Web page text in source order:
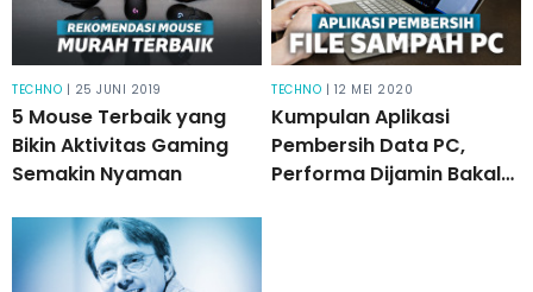
TECHNO | 25 JUNI 2019
5 Mouse Terbaik yang
Bikin Aktivitas Gaming
Semakin Nyaman
TECHNO | 12 MEI 2020
Kumpulan Aplikasi
Pembersih Data PC,
Performa Dijamin Bakal